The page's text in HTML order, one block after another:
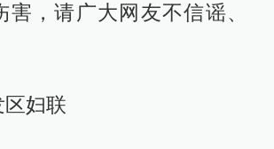
害，请广大网友不信谣、
妇联